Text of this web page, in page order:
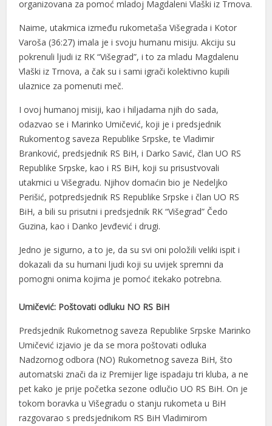
organizovana za pomoć mladoj Magdaleni Vlaški iz Trnova.
Naime, utakmica između rukometaša Višegrada i Kotor
Varoša (36:27) imala je i svoju humanu misiju. Akciju su
pokrenuli ljudi iz RK “Višegrad”, i to za mladu Magdalenu
Vlaški iz Trnova, a čak su i sami igrači kolektivno kupili
ulaznice za pomenuti meč.
I ovoj humanoj misiji, kao i hiljadama njih do sada,
odazvao se i Marinko Umičević, koji je i predsjednik
Rukomentog saveza Republike Srpske, te Vladimir
Branković, predsjednik RS BiH, i Darko Savić, član UO RS
Republike Srpske, kao i RS BiH, koji su prisustvovali
utakmici u Višegradu. Njihov domaćin bio je Nedeljko
Perišić, potpredsjednik RS Republike Srpske i član UO RS
BiH, a bili su prisutni i predsjednik RK “Višegrad” Čedo
Guzina, kao i Danko Jevđević i drugi.
Jedno je sigurno, a to je, da su svi oni položili veliki ispit i
dokazali da su humani ljudi koji su uvijek spremni da
pomogni onima kojima je pomoć itekako potrebna.
Umičević: Poštovati odluku NO RS BiH
Predsjednik Rukometnog saveza Republike Srpske Marinko
Umičević izjavio je da se mora poštovati odluka
Nadzornog odbora (NO) Rukometnog saveza BiH, što
automatski znači da iz Premijer lige ispadaju tri kluba, a ne
pet kako je prije početka sezone odlučio UO RS BiH. On je
tokom boravka u Višegradu o stanju rukometa u BiH
razgovarao s predsjednikom RS BiH Vladimirom